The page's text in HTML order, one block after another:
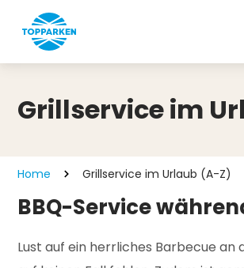
Grillservice im
Home Grillservice im Urlaub (A-Z)
BBQ-Service
Lust auf ein herrliches Barbecue